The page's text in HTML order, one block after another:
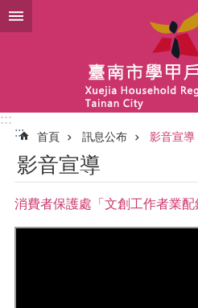
跳到主要內容區塊
:::
:::
首頁 訊息公布 影音宣導
影音宣導
消費者保護處「文創工作者業